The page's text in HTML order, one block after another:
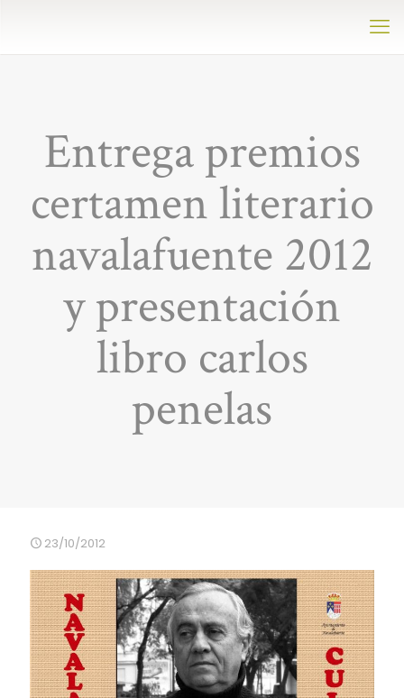
Entrega premios
certamen literario
navalafuente 2012
y presentación
libro carlos
penelas
23/10/2012